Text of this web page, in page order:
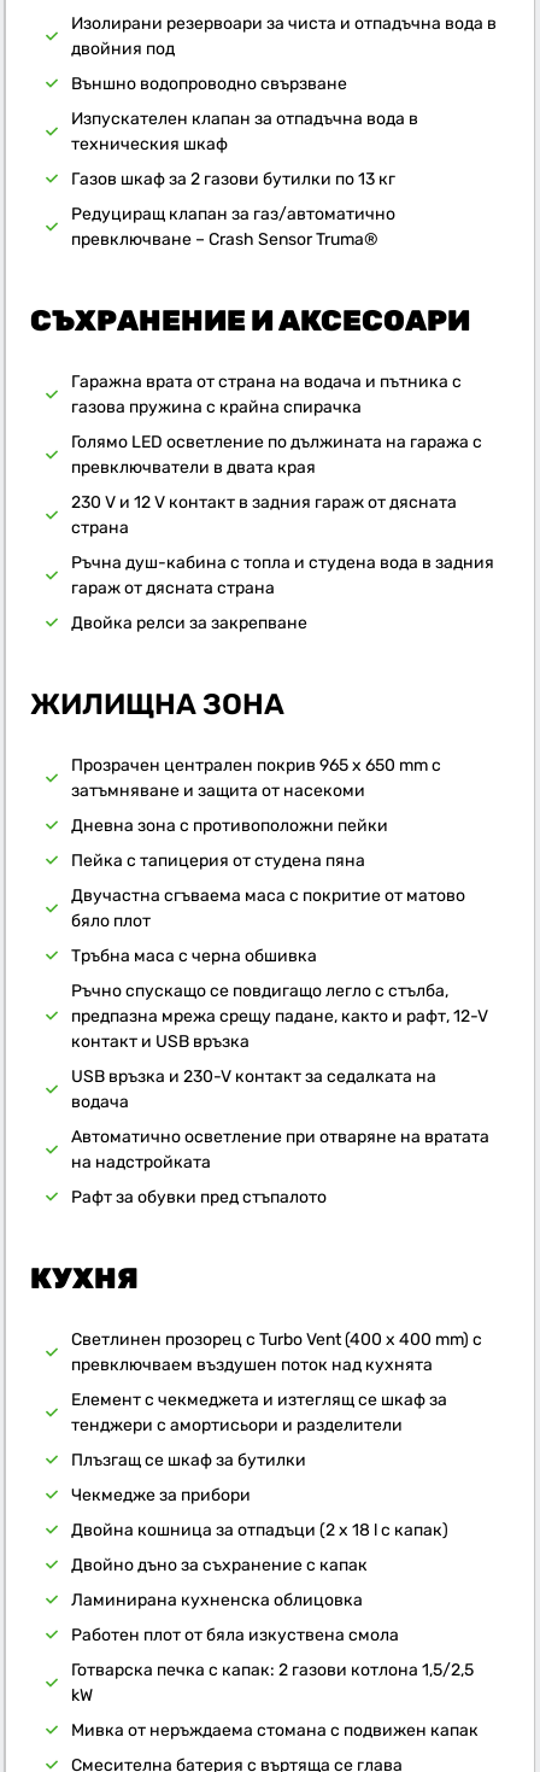
Изолирани резервоари за чиста и отпадъчна вода в
двойния под
Външно водопроводно свързване
Изпускателен клапан за отпадъчна вода в
техническия шкаф
Газов шкаф за 2 газови бутилки по 13 кг
Редуциращ клапан за газ/автоматично
превключване – Crash Sensor Truma®
СЪХРАНЕНИЕ И АКСЕСОАРИ
Гаражна врата от страна на водача и пътника с
газова пружина с крайна спирачка
Голямо LED осветление по дължината на гаража с
превключватели в двата края
230 V и 12 V контакт в задния гараж от дясната
страна
Ръчна душ-кабина с топла и студена вода в задния
гараж от дясната страна
Двойка релси за закрепване
ЖИЛИЩНА ЗОНА
Прозрачен централен покрив 965 x 650 mm с
затъмняване и защита от насекоми
Дневна зона с противоположни пейки
Пейка с тапицерия от студена пяна
Двучастна сгъваема маса с покритие от матово
бяло плот
Тръбна маса с черна обшивка
Ръчно спускащо се повдигащо легло с стълба,
предпазна мрежа срещу падане, както и рафт, 12-V
контакт и USB връзка
USB връзка и 230-V контакт за седалката на
водача
Автоматично осветление при отваряне на вратата
на надстройката
Рафт за обувки пред стъпалото
КУХНЯ
Светлинен прозорец с Turbo Vent (400 x 400 mm) с
превключваем въздушен поток над кухнята
Елемент с чекмеджета и изтеглящ се шкаф за
тенджери с амортисьори и разделители
Плъзгащ се шкаф за бутилки
Чекмедже за прибори
Двойна кошница за отпадъци (2 x 18 l с капак)
Двойно дъно за съхранение с капак
Ламинирана кухненска облицовка
Работен плот от бяла изкуствена смола
Готварска печка с капак: 2 газови котлона 1,5/2,5
kW
Мивка от неръждаема стомана с подвижен капак
Смесителна батерия с въртяща се глава